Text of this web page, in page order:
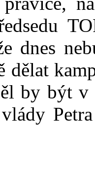
dnes
dělat
by být v